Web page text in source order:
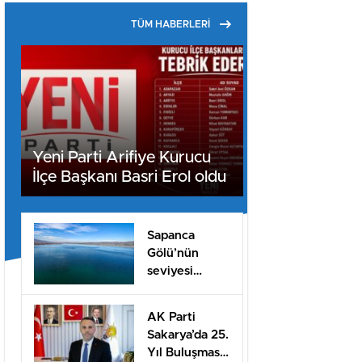
TÜM HABERLERİ
Yeni Parti Arifiye Kurucu
İlçe Başkanı Basri Erol oldu
Sapanca
Gölü’nün
seviyesi
üzerinde
AK Parti
Sakarya’da 25.
Yıl Buluşması